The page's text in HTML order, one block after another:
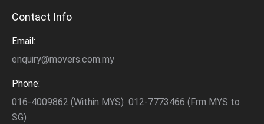
Contact Info
Email:
enquiry@movers.com.my
Phone:
016-4009862 (Within MYS) 012-7773466 (Frm MYS to
SG)